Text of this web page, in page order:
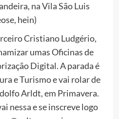
na Vila São Luis
hein)
Cristiano Ludgério,
umas Oficinas de
Digital. A parada é
e Turismo e vai rolar de
Arldt, em Primavera.
nessa e se inscreve logo